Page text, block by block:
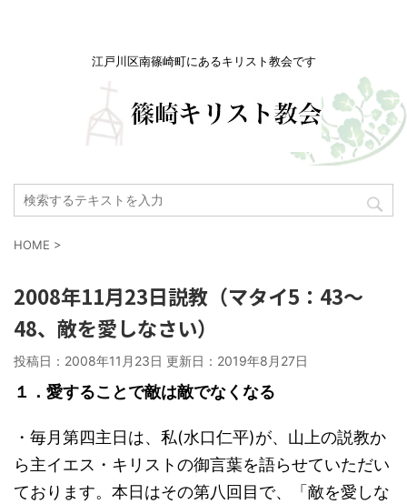
江戸川区南篠崎町にあるキリスト教会です
HOME >
2008年11月23日説教（マタイ5：43～
48、敵を愛しなさい）
投稿日：2008年11月23日 更新日： 2019年8月27日
１．愛することで敵は敵でなくなる
・毎月第四主日は、私(水口仁平)が、山上の説教か
ら主イエス・キリストの御言葉を語らせていただい
ております。本日はその第八回目で、「敵を愛しな